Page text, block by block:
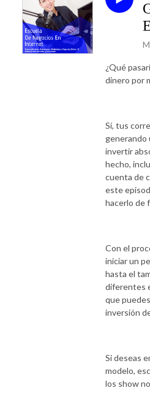
¿Qué
dinero por
Sí, tus
generando
invertir
hecho,
cuenta de
este
hacerlo de
Con el
iniciar un
hasta el
diferentes
que
inversión
Si deseas
modelo,
los show